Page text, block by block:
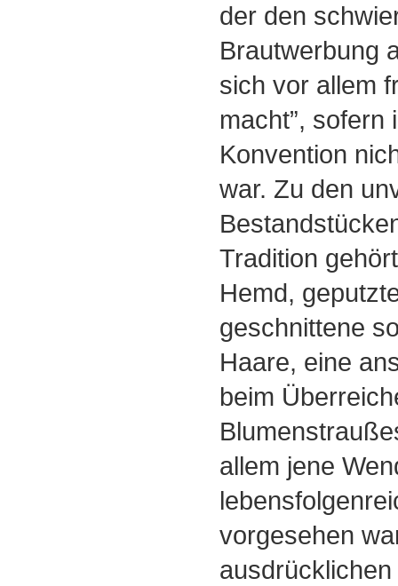
der den
Brautwerbung
sich vor allem
macht”, sofern
Konvention
war. Zu den
Tradition
Hemd,
geschnittene
Haare, eine
beim
allem jene
vorgesehen